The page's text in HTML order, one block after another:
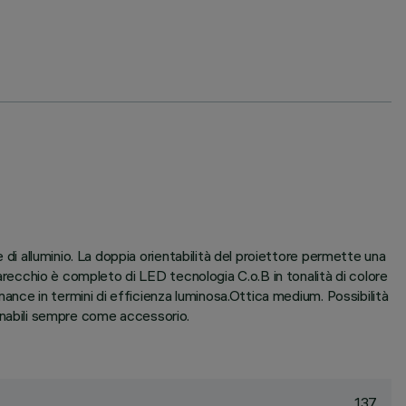
alluminio. La doppia orientabilità del proiettore permette una
è completo di LED tecnologia C.o.B in tonalità di colore
in termini di efficienza luminosa.Ottica medium. Possibilità
sempre come accessorio.
137